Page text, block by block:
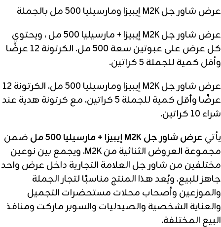
عرض شاور جل M2K إيبيزا ومارسيليا 500 مل بالجملة
عرض شاور جل M2K إيبيزا + مارسيليا 500 مل ، ويحتوي
كل عرض على عبوتين سعة 500 مل. الكرتونة 12 عرضًا
وأقل كمية للجملة 5 كراتين.
عرض شاور جل M2K إيبيزا ومارسيليا 500 مل، الكرتونة 12
عرضًا وأقل كمية للجملة 5 كراتين، مع كرتونة هدية عند
شراء 10 كراتين.
يأتي عرض شاور جل M2K إيبيزا + مارسيليا 500 مل
ضمن
مجموعة العروض الثنائية من M2K، ويجمع بين نوعين
مختلفين من شاور جل العلامة التجارية داخل عرض واحد
جاهز للبيع. ويُعد هذا المنتج مناسبًا لتجار الجملة
والموزعين وأصحاب محلات مستحضرات التجميل
والعناية الشخصية والصيدليات والسوبر ماركت ومنافذ
البيع المختلفة.